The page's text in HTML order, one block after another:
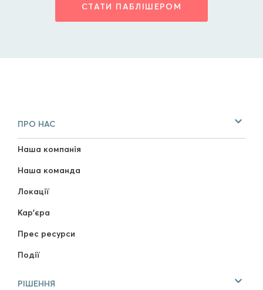
СТАТИ ПАБЛІШЕРОМ
ПРО НАС
Наша компанія
Наша команда
Локації
Кар'єра
Прес ресурси
Події
РІШЕННЯ